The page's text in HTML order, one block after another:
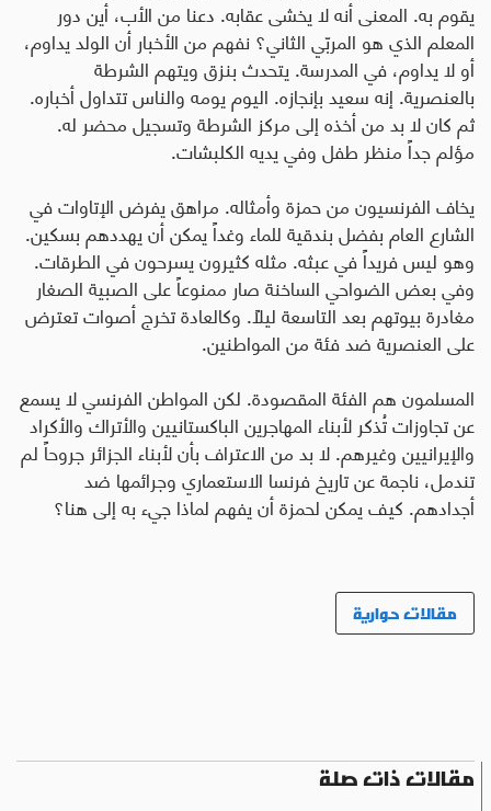
يقوم به. المعنى أنه لا يخشى عقابه. دعنا من الأب، أين دور
المعلم الذي هو المربّي الثاني؟ نفهم من الأخبار أن الولد يداوم،
أو لا يداوم، في المدرسة. يتحدث بنزق ويتهم الشرطة
بالعنصرية. إنه سعيد بإنجازه. اليوم يومه والناس تتداول أخباره.
ثم كان لا بد من أخذه إلى مركز الشرطة وتسجيل محضر له.
مؤلم جداً منظر طفل وفي يديه الكلبشات.
يخاف الفرنسيون من حمزة وأمثاله. مراهق يفرض الإتاوات في
الشارع العام بفضل بندقية للماء وغداً يمكن أن يهددهم بسكين.
وهو ليس فريداً في عبثه. مثله كثيرون يسرحون في الطرقات.
وفي بعض الضواحي الساخنة صار ممنوعاً على الصبية الصغار
مغادرة بيوتهم بعد التاسعة ليلاً. وكالعادة تخرج أصوات تعترض
على العنصرية ضد فئة من المواطنين.
المسلمون هم الفئة المقصودة. لكن المواطن الفرنسي لا يسمع
عن تجاوزات تُذكر لأبناء المهاجرين الباكستانيين والأتراك والأكراد
والإيرانيين وغيرهم. لا بد من الاعتراف بأن لأبناء الجزائر جروحاً لم
تندمل، ناجمة عن تاريخ فرنسا الاستعماري وجرائمها ضد
أجدادهم. كيف يمكن لحمزة أن يفهم لماذا جيء به إلى هنا؟
مقالات حوارية
مقالات ذات صلة